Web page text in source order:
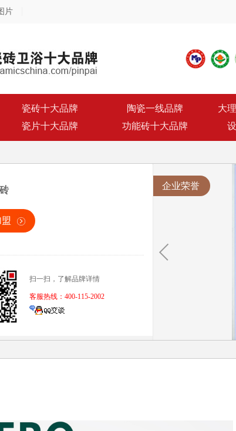
片
瓷砖十大品牌 陶瓷一线品牌 大
瓷片十大品牌 功能砖十大品牌
扫一扫，了解品牌详情
客服热线：400-115-2002
企业荣誉